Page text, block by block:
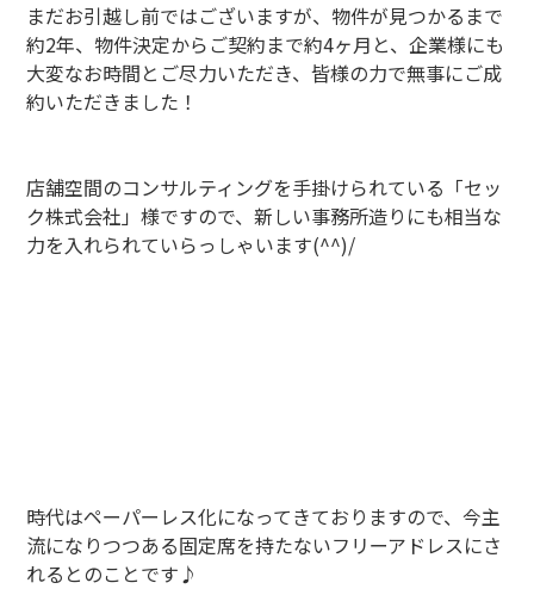
まだお引越し前ではございますが、物件が見つかるまで
約2年、物件決定からご契約まで約4ヶ月と、企業様にも
大変なお時間とご尽力いただき、皆様の力で無事にご成
約いただきました！
店舗空間のコンサルティングを手掛けられている「セッ
ク株式会社」様ですので、新しい事務所造りにも相当な
力を入れられていらっしゃいます(^^)/
時代はペーパーレス化になってきておりますので、今主
流になりつつある固定席を持たないフリーアドレスにさ
れるとのことです♪